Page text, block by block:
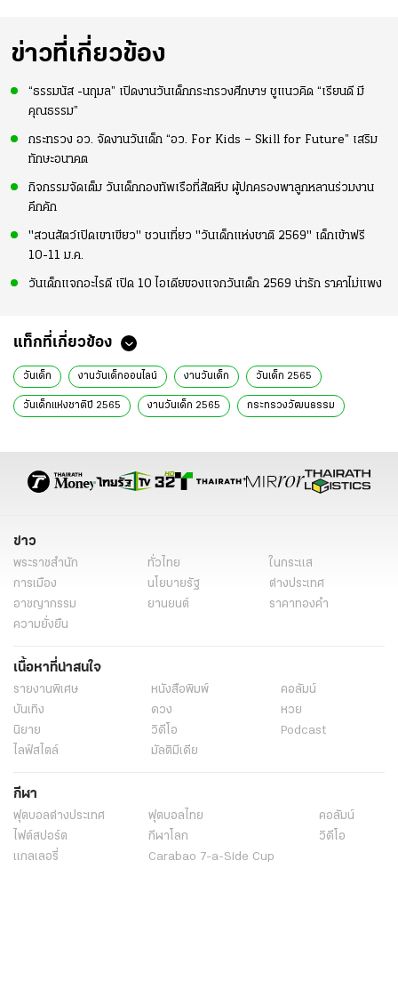
ข่าวที่เกี่ยวข้อง
“ธรรมนัส -นฤมล” เปิดงานวันเด็กกระทรวงศึกษาฯ ชูแนวคิด “เรียนดี มี
คุณธรรม”
กระทรวง อว. จัดงานวันเด็ก “อว. For Kids – Skill for Future” เสริม
ทักษะอนาคต
กิจกรรมจัดเต็ม วันเด็กกองทัพเรือที่สัตหีบ ผู้ปกครองพาลูกหลานร่วมงาน
คึกคัก
"สวนสัตว์เปิดเขาเขียว" ชวนเที่ยว "วันเด็กแห่งชาติ 2569" เด็กเข้าฟรี
10-11 ม.ค.
วันเด็กแจกอะไรดี เปิด 10 ไอเดียของแจกวันเด็ก 2569 น่ารัก ราคาไม่แพง
แท็กที่เกี่ยวข้อง
วันเด็ก งานวันเด็กออนไลน์ งานวันเด็ก วันเด็ก 2565
วันเด็กแห่งชาติปี 2565 งานวันเด็ก 2565 กระทรวงวัฒนธรรม
ข่าว
พระราชสำนัก ทั่วไทย
ในกระแส
การเมือง
นโยบายรัฐ
ต่างประเทศ
อาชญากรรม
ยานยนต์
ราคาทองคำ
ความยั่งยืน
เนื้อหาที่น่าสนใจ
รายงานพิเศษ หนังสือพิมพ์
คอลัมน์
บันเทิง
ดวง
หวย
นิยาย
วิดีโอ
Podcast
ไลฟ์สไตล์
มัลติมีเดีย
กีฬา
ฟุตบอลต่่างประเทศ ฟุตบอลไทย
คอลัมน์
ไฟต์สปอร์ต
กีฬาโลก
วิดีโอ
แกลเลอรี่
Carabao 7-a-Side Cup